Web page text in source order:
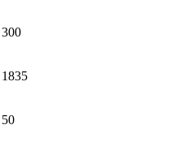
300
1835
50